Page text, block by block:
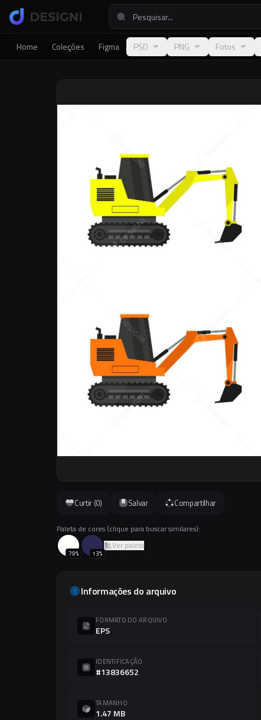
Home Coleções Figma PSD PNG Fotos
Curtir (0) Salvar Compartilhar
Paleta de cores (clique para buscar similares):
79% 13%
Ver paleta
Informações do arquivo
FORMATO DO ARQUIVO
EPS
IDENTIFICAÇÃO
#13836652
TAMANHO
1.47 MB